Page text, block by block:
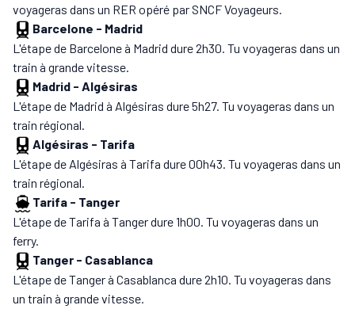
voyageras dans un RER opéré par SNCF Voyageurs.
Barcelone - Madrid
L'étape de Barcelone à Madrid dure 2h30. Tu voyageras dans un
train à grande vitesse.
Madrid - Algésiras
L'étape de Madrid à Algésiras dure 5h27. Tu voyageras dans un
train régional.
Algésiras - Tarifa
L'étape de Algésiras à Tarifa dure 00h43. Tu voyageras dans un
train régional.
Tarifa - Tanger
L'étape de Tarifa à Tanger dure 1h00. Tu voyageras dans un
ferry.
Tanger - Casablanca
L'étape de Tanger à Casablanca dure 2h10. Tu voyageras dans
un train à grande vitesse.